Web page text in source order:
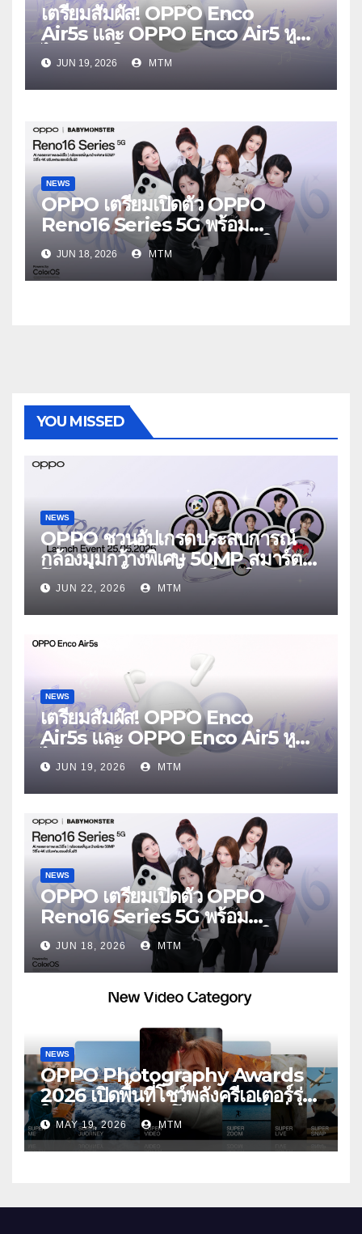
เตรียมสัมผัส! OPPO Enco
Air5s และ OPPO Enco Air5 หูฟัง
ไร้สายรุ่นใหม่ล่าสุด มาพร้อมระบบ
ตัดเสียงรบกวน เบาสบายเหมือนไม่ได้
ใส่
JUN 19, 2026 MTM
NEWS
OPPO เตรียมเปิดตัว OPPO
Reno16 Series 5G พร้อม
ประกาศ BABYMONSTER ใน
ฐานะ Reno Girls ชวนสัมผัส
ประสบการณ์ถ่ายภาพมุมกว้างพิเศษที่
JUN 18, 2026 MTM
YOU MISSED
NEWS
OPPO ชวนอัปเกรดประสบการณ์
กล้องมุมกว้างพิเศษ 50MP สมาร์ต
โฟนเพื่อนซี้ เทรนดี้ทุกช็อต ใน
งาน OPPO Reno16 Series 5G
Launch Event 25 มิถุนายนนี้
JUN 22, 2026 MTM
NEWS
เตรียมสัมผัส! OPPO Enco
Air5s และ OPPO Enco Air5 หูฟัง
ไร้สายรุ่นใหม่ล่าสุด มาพร้อมระบบ
ตัดเสียงรบกวน เบาสบายเหมือนไม่ได้
ใส่
JUN 19, 2026 MTM
NEWS
OPPO เตรียมเปิดตัว OPPO
Reno16 Series 5G พร้อม
ประกาศ BABYMONSTER ใน
ฐานะ Reno Girls ชวนสัมผัส
ประสบการณ์ถ่ายภาพมุมกว้างพิเศษที่
อัปเกรดไปอีกขั้น กับ 4 สี 4 เทรนดี้
JUN 18, 2026 MTM
NEWS
OPPO Photography Awards
2026 เปิดพื้นที่โชว์พลังครีเอเตอร์รุ่น
ใหม่ รับเทรนด์วิดีโอคอนเทนต์ เพิ่ม
หมวด “Super Video” ครั้งแรก
MAY 19, 2026 MTM